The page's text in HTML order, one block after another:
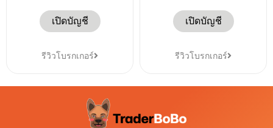
เปิดบัญชี
รีวิวโบรกเกอร์
เปิดบัญชี
รีวิวโบรกเกอร์